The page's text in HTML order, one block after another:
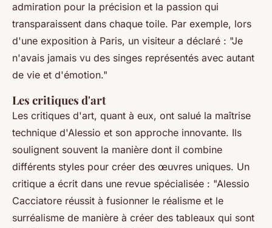
admiration pour la précision et la passion qui
transparaissent dans chaque toile. Par exemple, lors
d'une exposition à Paris, un visiteur a déclaré : "Je
n'avais jamais vu des singes représentés avec autant
de vie et d'émotion."
Les critiques d'art
Les critiques d'art, quant à eux, ont salué la maîtrise
technique d'Alessio et son approche innovante. Ils
soulignent souvent la manière dont il combine
différents styles pour créer des œuvres uniques. Un
critique a écrit dans une revue spécialisée : "Alessio
Cacciatore réussit à fusionner le réalisme et le
surréalisme de manière à créer des tableaux qui sont